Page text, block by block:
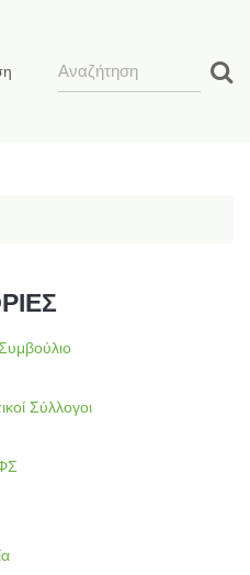
Σύλλογοι